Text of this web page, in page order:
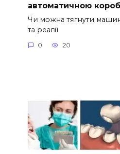
автоматичною
Чи можна тягнути
та реалії
0 20